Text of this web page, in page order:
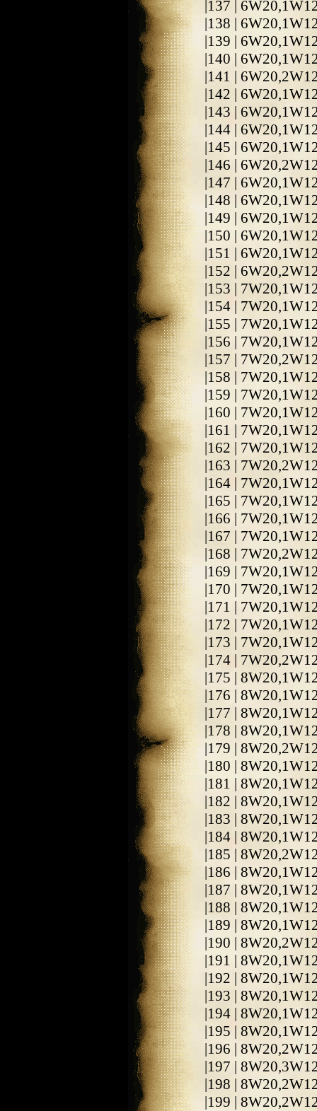
|137 |
|138 |
|139 |
|140 |
|141 |
|142 |
|143 |
|144 |
|145 |
|146 |
|147 |
|148 |
|149 |
|150 |
|151 |
|152 |
|153 |
|154 |
|155 |
|156 |
|157 |
|158 |
|159 |
|160 |
|161 |
|162 |
|163 |
|164 |
|165 |
|166 |
|167 |
|168 |
|169 |
|170 |
|171 |
|172 |
|173 |
|174 |
|175 |
|176 |
|177 |
|178 |
|179 |
|180 |
|181 |
|182 |
|183 |
|184 |
|185 |
|186 |
|187 |
|188 |
|189 |
|190 |
|191 |
|192 |
|193 |
|194 |
|195 |
|196 |
|197 |
|198 |
|199 |